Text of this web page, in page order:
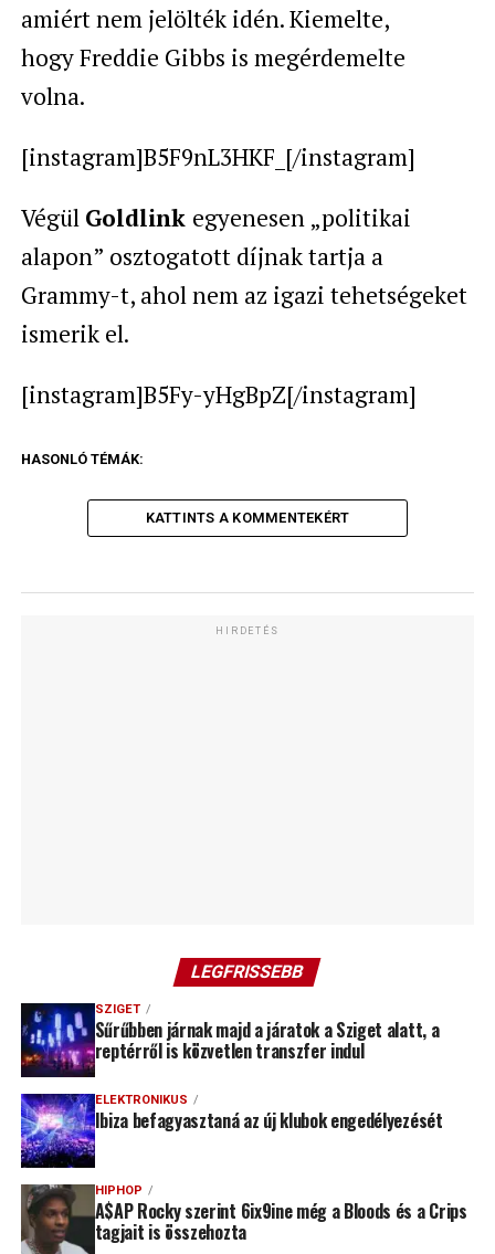
amiért nem jelölték idén. Kiemelte,
hogy Freddie Gibbs is megérdemelte
volna.
[instagram]B5F9nL3HKF_[/instagram]
Végül Goldlink egyenesen „politikai
alapon” osztogatott díjnak tartja a
Grammy-t, ahol nem az igazi tehetségeket
ismerik el.
[instagram]B5Fy-yHgBpZ[/instagram]
HASONLÓ TÉMÁK:
KATTINTS A KOMMENTEKÉRT
HIRDETÉS
LEGFRISSEBB
SZIGET
Sűrűbben járnak majd a járatok a Sziget alatt, a
reptérről is közvetlen transzfer indul
ELEKTRONIKUS
Ibiza befagyasztaná az új klubok engedélyezését
HIPHOP
A$AP Rocky szerint 6ix9ine még a Bloods és a Crips
tagjait is összehozta